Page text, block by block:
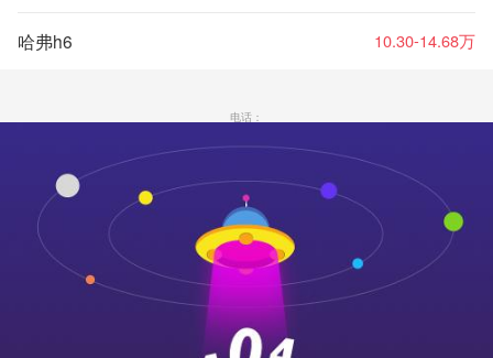
哈弗h6 10.30-14.68万
电话：